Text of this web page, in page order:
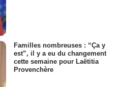
Familles nombreuses : “Ça y
est”, il y a eu du changement
cette semaine pour Laëtitia
Provenchère